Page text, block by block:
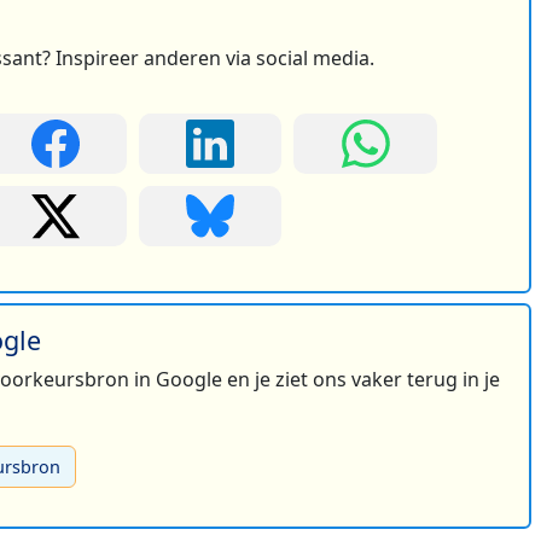
Inspireer anderen via social media.
in Google en je ziet ons vaker terug in je